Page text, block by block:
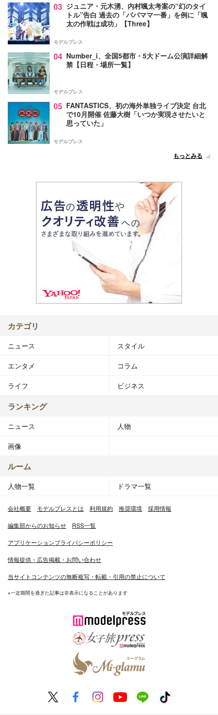
03 ジュニア・元木湧、内村颯太考案の“幻のタイ
トル”告白 過去の「パパママ一番」を例に「颯
太の作戦は成功」【Three】
モデルプレス
04 Number_i、全国5都市・5大ドーム公演詳細解
禁【日程・場所一覧】
モデルプレス
05 FANTASTICS、初の海外単独ライブ決定 台北
で10月開催 佐藤大樹「いつか実現させたいと
思っていた」
モデルプレス
もっとみる
カテゴリ
ニュース スタイル
エンタメ コラム
ライフ ビジネス
ランキング
ニュース 人物
画像
ルーム
人物一覧 ドラマ一覧
会社概要 モデルプレスとは 利用規約 推奨環境 採用情報
編集部からのお知らせ RSS一覧
アプリケーションプライバシーポリシー
情報提供・広告掲載・お問い合わせ
当サイトコンテンツの無断複写・転載・引用の禁止について
※一定期間を過ぎた記事は非表示になることがあります